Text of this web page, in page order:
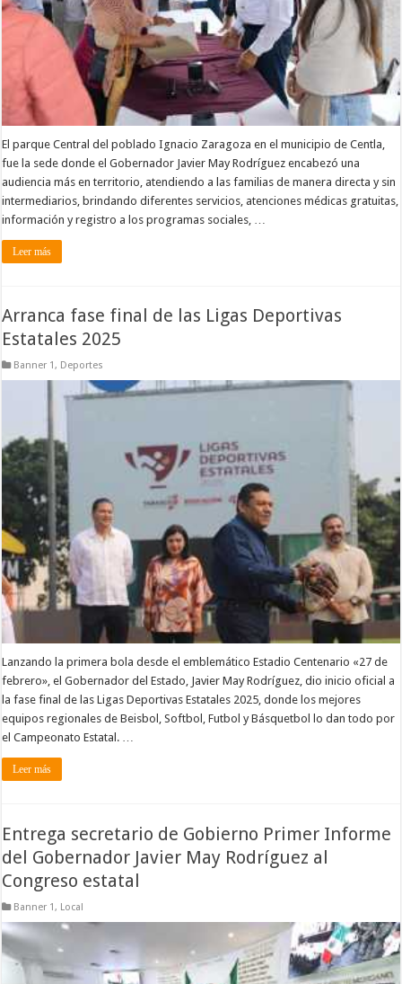
El parque Central del poblado Ignacio Zaragoza en el municipio de Centla,
fue la sede donde el Gobernador Javier May Rodríguez encabezó una
audiencia más en territorio, atendiendo a las familias de manera directa y sin
intermediarios, brindando diferentes servicios, atenciones médicas gratuitas,
información y registro a los programas sociales, …
Leer más
Arranca fase final de las Ligas Deportivas
Estatales 2025
Banner 1, Deportes
Lanzando la primera bola desde el emblemático Estadio Centenario «27 de
febrero», el Gobernador del Estado, Javier May Rodríguez, dio inicio oficial a
la fase final de las Ligas Deportivas Estatales 2025, donde los mejores
equipos regionales de Beisbol, Softbol, Futbol y Básquetbol lo dan todo por
el Campeonato Estatal. …
Leer más
Entrega secretario de Gobierno Primer Informe
del Gobernador Javier May Rodríguez al
Congreso estatal
Banner 1, Local